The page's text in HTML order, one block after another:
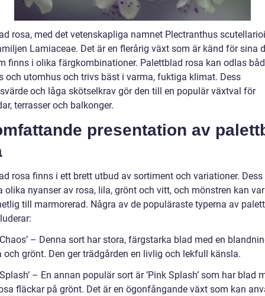
rosa, med det vetenskapliga namnet Plectranthus
Lamiaceae. Det är en flerårig växt som är känd för sina
finns i olika färgkombinationer. Palettblad rosa kan odlas
och utomhus och trivs bäst i varma, fuktiga klimat. Dess
och låga skötselkrav gör den till en populär växtval för
terrasser och balkonger.
presentation av
rosa finns i ett brett utbud av sortiment och variationer.
olika nyanser av rosa, lila, grönt och vitt, och mönstren kan
till marmorerad. Några av de populäraste typerna av
Chaos’ – Denna sort har stora, färgstarka blad med en
och grönt. Den ger trädgården en livlig och lekfull känsla.
– En annan populär sort är ’Pink Splash’ som har blad
fläckar på grönt. Det är en ögonfångande växt som kan